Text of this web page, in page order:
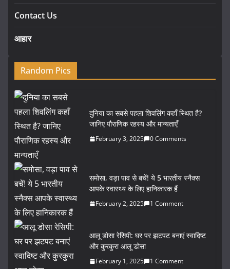
Contact Us
आहार
Random Pics
दुनिया का सबसे पहला शिवलिंग कहाँ स्थित है?
जानिए पौराणिक रहस्य और मान्यताएँ
February 3, 2025 0 Comments
समोसा, वड़ा पाव से बचें! ये 5 भारतीय स्नैक्स
आपके स्वास्थ्य के लिए हानिकारक हैं
February 2, 2025 1 Comment
आलू डोसा रेसिपी: घर पर झटपट बनाएं स्वादिष्ट
और कुरकुरा आलू डोसा
February 1, 2025 1 Comment